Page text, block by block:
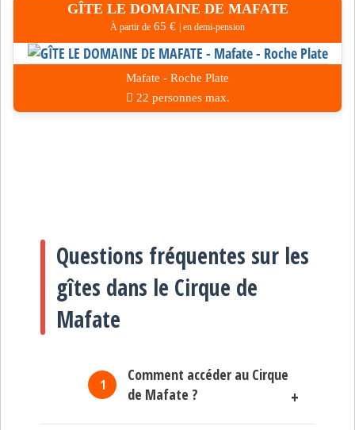
GÎTE LE DOMAINE DE MAFATE
À partir de 65 € | en demi-pension
Mafate - Roche Plate
22 personnes max.
Questions fréquentes sur les
gîtes dans le Cirque de
Mafate
Comment accéder au Cirque
de Mafate ?